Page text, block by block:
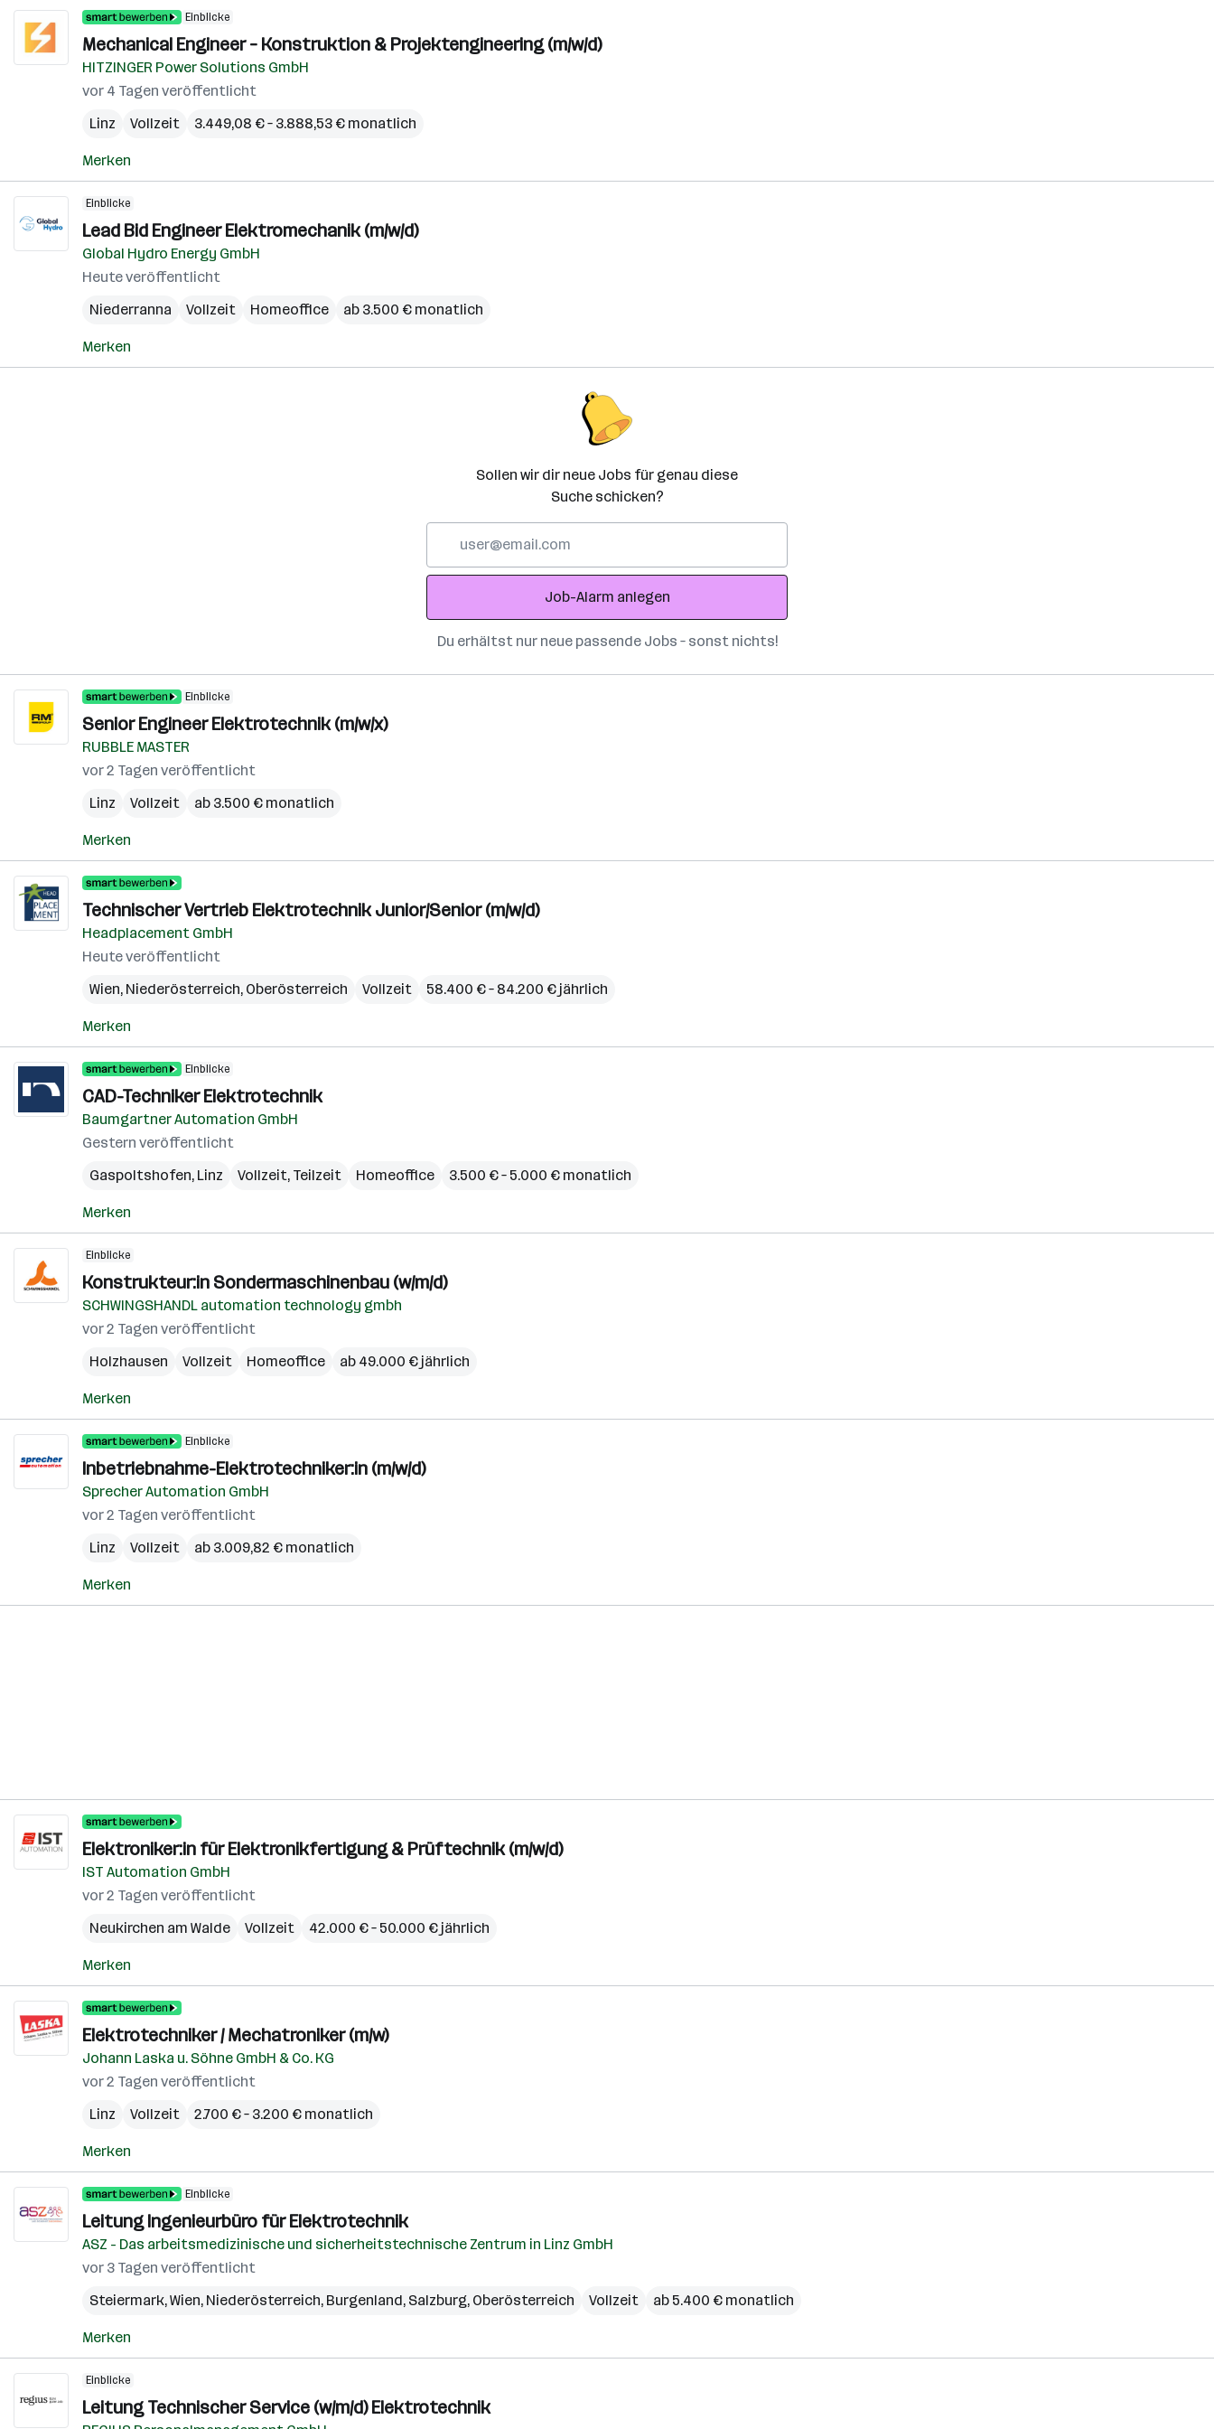
Einblicke
Mechanical Engineer – Konstruktion & Projektengineering (m/w/d)
HITZINGER Power Solutions GmbH
vor 4 Tagen veröffentlicht
Linz
Vollzeit 3.449,08 € – 3.888,53 € monatlich
Merken
Einblicke
Lead Bid Engineer Elektromechanik (m/w/d)
Global Hydro Energy GmbH
Heute veröffentlicht
Niederranna
Vollzeit Homeoffice ab 3.500 € monatlich
Merken
Sollen wir dir neue Jobs für genau diese
Suche schicken?
Adresse
Job-Alarm anlegen
Du erhältst nur neue passende Jobs – sonst nichts!
Einblicke
Senior Engineer Elektrotechnik (m/w/x)
RUBBLE MASTER
vor 2 Tagen veröffentlicht
Linz
Vollzeit ab 3.500 € monatlich
Merken
Technischer Vertrieb Elektrotechnik Junior/Senior (m/w/d)
Headplacement GmbH
Heute veröffentlicht
Wien, Niederösterreich, Oberösterreich Vollzeit 58.400 € – 84.200 € jährlich
Merken
Einblicke
CAD-Techniker Elektrotechnik
Baumgartner Automation GmbH
Gestern veröffentlicht
Gaspoltshofen, Linz Vollzeit, Teilzeit Homeoffice 3.500 € – 5.000 € monatlich
Merken
Einblicke
Konstrukteur:in Sondermaschinenbau (w/m/d)
SCHWINGSHANDL automation technology gmbh
vor 2 Tagen veröffentlicht
Holzhausen
Vollzeit Homeoffice ab 49.000 € jährlich
Merken
Einblicke
Inbetriebnahme-Elektrotechniker:in (m/w/d)
Sprecher Automation GmbH
vor 2 Tagen veröffentlicht
Linz
Vollzeit ab 3.009,82 € monatlich
Merken
Elektroniker:in für Elektronikfertigung & Prüftechnik (m/w/d)
IST Automation GmbH
vor 2 Tagen veröffentlicht
Neukirchen am Walde
Vollzeit 42.000 € – 50.000 € jährlich
Merken
Elektrotechniker / Mechatroniker (m/w)
Johann Laska u. Söhne GmbH & Co. KG
vor 2 Tagen veröffentlicht
Linz
Vollzeit 2.700 € – 3.200 € monatlich
Merken
Einblicke
Leitung Ingenieurbüro für Elektrotechnik
ASZ - Das arbeitsmedizinische und sicherheitstechnische Zentrum in Linz GmbH
vor 3 Tagen veröffentlicht
Steiermark,Wien, Niederösterreich, Burgenland, Salzburg, Oberösterreich Vollzeit ab 5.400 € monatlich
Merken
Einblicke
Leitung Technischer Service (w/m/d) Elektrotechnik